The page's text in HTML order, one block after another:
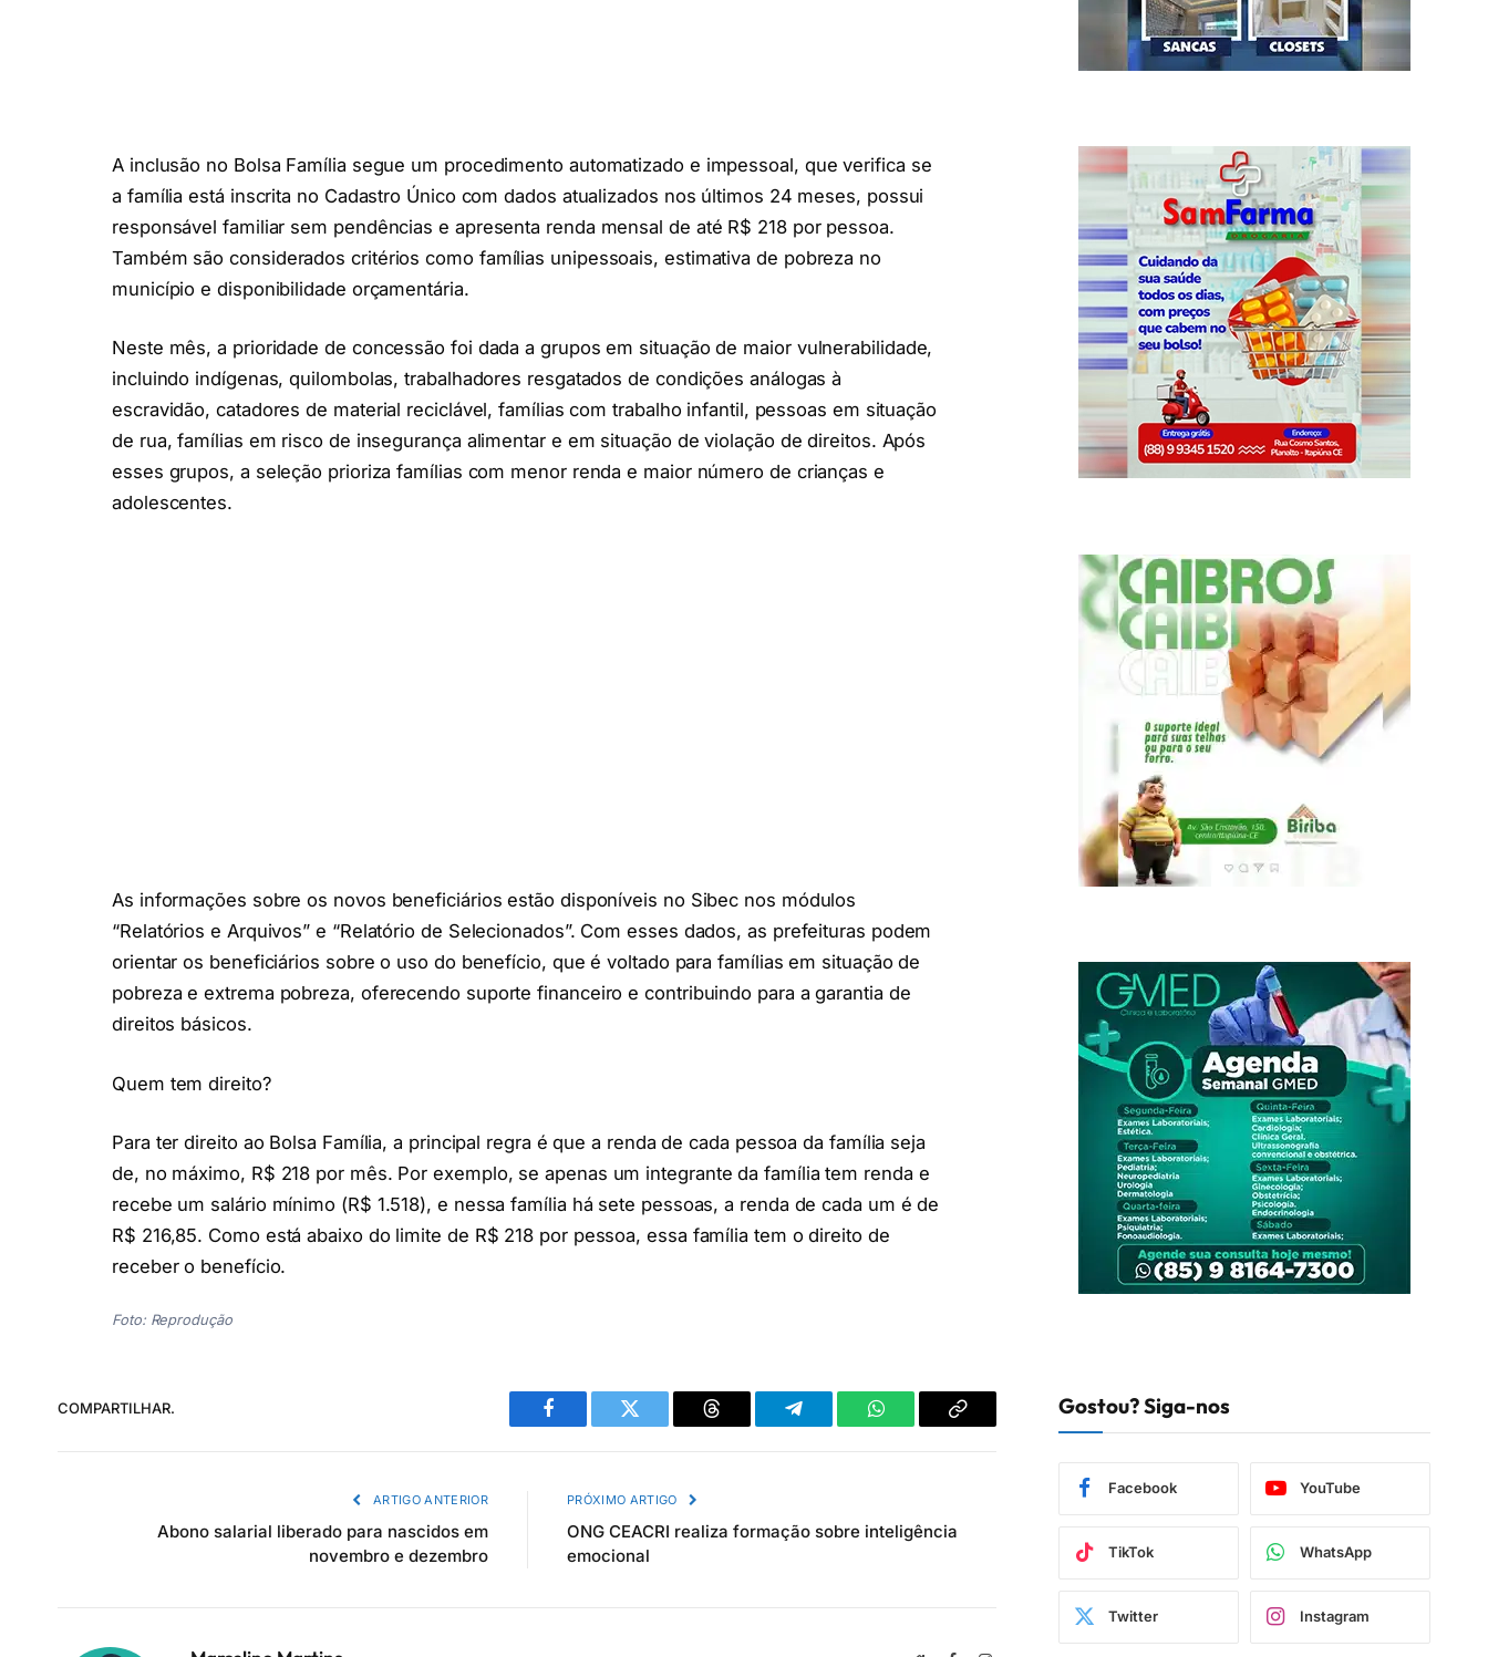
A inclusão no Bolsa Família segue um procedimento automatizado e impessoal, que verifica se
a família está inscrita no Cadastro Único com dados atualizados nos últimos 24 meses, possui
responsável familiar sem pendências e apresenta renda mensal de até R$ 218 por pessoa.
Também são considerados critérios como famílias unipessoais, estimativa de pobreza no
município e disponibilidade orçamentária.
Neste mês, a prioridade de concessão foi dada a grupos em situação de maior vulnerabilidade,
incluindo indígenas, quilombolas, trabalhadores resgatados de condições análogas à
escravidão, catadores de material reciclável, famílias com trabalho infantil, pessoas em situação
de rua, famílias em risco de insegurança alimentar e em situação de violação de direitos. Após
esses grupos, a seleção prioriza famílias com menor renda e maior número de crianças e
adolescentes.
As informações sobre os novos beneficiários estão disponíveis no Sibec nos módulos
“Relatórios e Arquivos” e “Relatório de Selecionados”. Com esses dados, as prefeituras podem
orientar os beneficiários sobre o uso do benefício, que é voltado para famílias em situação de
pobreza e extrema pobreza, oferecendo suporte financeiro e contribuindo para a garantia de
direitos básicos.
Quem tem direito?
Para ter direito ao Bolsa Família, a principal regra é que a renda de cada pessoa da família seja
de, no máximo, R$ 218 por mês. Por exemplo, se apenas um integrante da família tem renda e
recebe um salário mínimo (R$ 1.518), e nessa família há sete pessoas, a renda de cada um é de
R$ 216,85. Como está abaixo do limite de R$ 218 por pessoa, essa família tem o direito de
receber o benefício.
Foto: Reprodução
COMPARTILHAR.
Facebook Twitter Threads Telegram WhatsAppCopiar
ARTIGO ANTERIOR
Abono salarial liberado para nascidos em
novembro e dezembro
PRÓXIMO ARTIGO
ONG CEACRI realiza formação sobre inteligência
emocional
Gostou? Siga-nos
Facebook YouTube
TikTok WhatsApp
Twitter Instagram